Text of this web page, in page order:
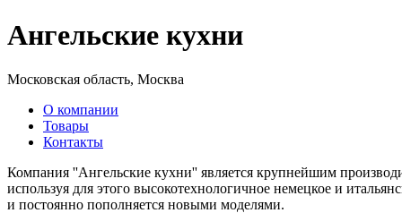
Ангельские кухни
Московская область, Москва
О компании
Товары
Контакты
Компания ''Ангельские кухни'' является крупнейшим
используя для этого высокотехнологичное немецкое и
и постоянно пополняется новыми моделями.